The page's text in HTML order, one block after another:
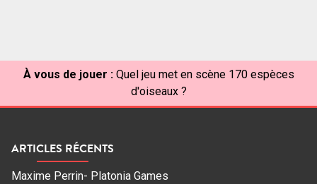
À vous de jouer : Quel jeu met en scène 170 espèces
d'oiseaux ?
ARTICLES RÉCENTS
Maxime Perrin- Platonia Games